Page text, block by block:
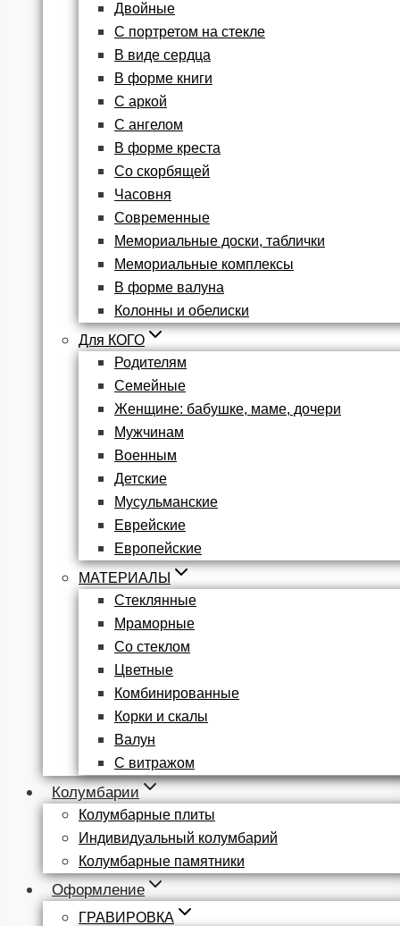
Двойные
С портретом на стекле
В виде сердца
В форме книги
С аркой
С ангелом
В форме креста
Со скорбящей
Часовня
Современные
Мемориальные доски, таблички
Мемориальные комплексы
В форме валуна
Колонны и обелиски
Для КОГО
Родителям
Семейные
Женщине: бабушке, маме, дочери
Мужчинам
Военным
Детские
Мусульманские
Еврейские
Европейские
МАТЕРИАЛЫ
Стеклянные
Мраморные
Со стеклом
Цветные
Комбинированные
Корки и скалы
Валун
С витражом
Колумбарии
Колумбарные плиты
Индивидуальный колумбарий
Колумбарные памятники
Оформление
ГРАВИРОВКА